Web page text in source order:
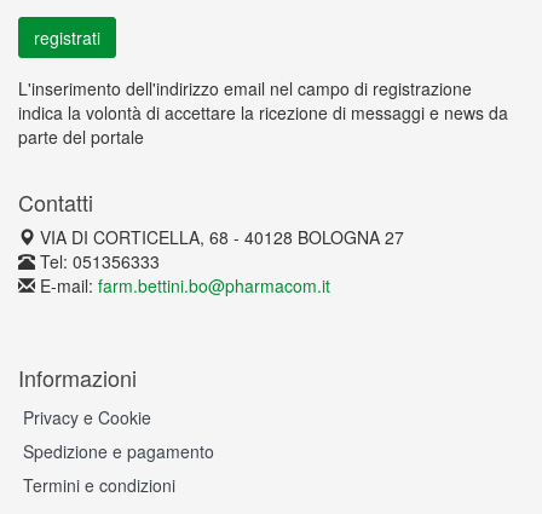
L'inserimento dell'indirizzo email nel campo di registrazione
indica la volontà di accettare la ricezione di messaggi e news da
parte del portale
Contatti
VIA DI CORTICELLA, 68 - 40128 BOLOGNA 27
Tel: 051356333
E-mail: farm.bettini.bo@pharmacom.it
Informazioni
Privacy e Cookie
Spedizione e pagamento
Termini e condizioni